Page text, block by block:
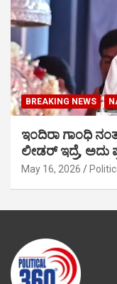
BREAKING NEWS
ಇಂದಿರಾ ಗಾಂಧಿ
ಲೀಡರ್ ಇದ್ರೆ, ಅದು
May 16, 2026